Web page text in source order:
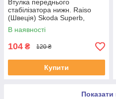
Втулка переднього
стабілізатора нижн. Raiso
(Швеція) Skoda Superb,
Шкода СуперБ 01- #RL-
8D0317C UAODRMJ4
В наявності
104 ₴ 120 ₴
Купити